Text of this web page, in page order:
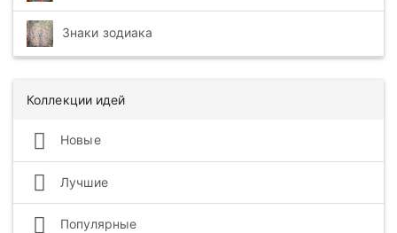
Знаки зодиака
Коллекции идей
Новые
Лучшие
Популярные